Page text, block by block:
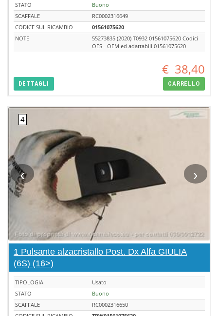
STATO
Buono
SCAFFALE
RC0002316649
CODICE SUL RICAMBIO
01561075620
NOTE
55273835 (2020) T0932 01561075620 Codici
OES - OEM ed adattabili 01561075620
€ 38,40
DETTAGLI CARRELLO
‹ ›
1 Pulsante alzacristallo Post. Dx Alfa GIULIA
(6S) (16>)
TIPOLOGIA
Usato
STATO
Buono
SCAFFALE
RC0002316650